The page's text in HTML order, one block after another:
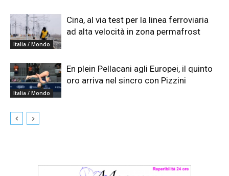
Italia / Mondo
Cina, al via test per la linea ferroviaria
ad alta velocità in zona permafrost
Italia / Mondo
En plein Pellacani agli Europei, il quinto
oro arriva nel sincro con Pizzini